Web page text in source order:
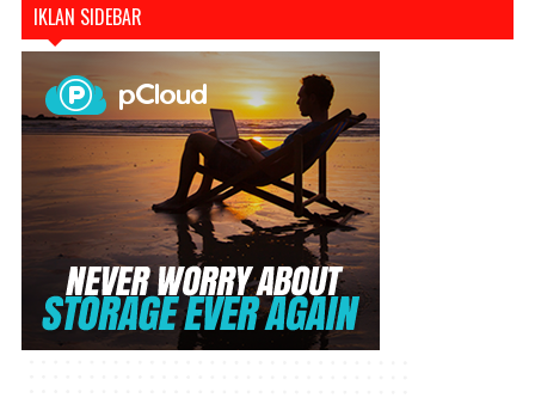
IKLAN SIDEBAR